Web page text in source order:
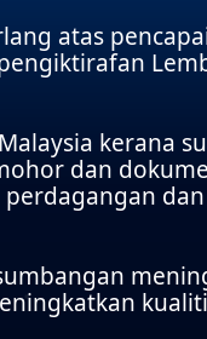
atas
kerana
dan